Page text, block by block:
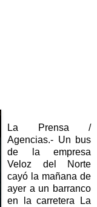
La Prensa /
Agencias.- Un bus
de la empresa
Veloz del Norte
cayó la mañana de
ayer a un barranco
en la carretera La